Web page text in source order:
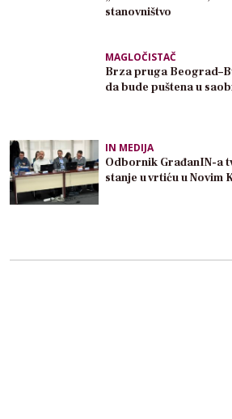
stanovništvo
MAGLOČISTAČ
Brza pruga
da bude puštena u
IN MEDIJA
Odbornik GrađanIN-a
stanje u vrtiću u Novim